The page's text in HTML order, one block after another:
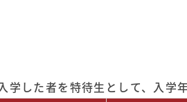
した者を特待生として、入学